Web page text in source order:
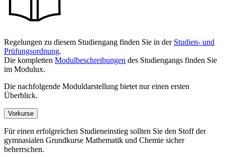
Regelungen zu diesem Studiengang finden Sie in der Studien- und
Prüfungsordnung.
Die kompletten Modulbeschreibungen des Studiengangs finden Sie
im Modulux.
Die nachfolgende Moduldarstellung bietet nur einen ersten
Überblick.
Vorkurse
Für einen erfolgreichen Studieneinstieg sollten Sie den Stoff der
gymnasialen Grundkurse Mathematik und Chemie sicher
beherrschen.